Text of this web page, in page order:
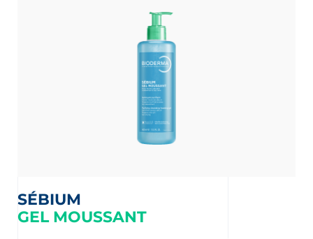
SÉBIUM
GEL MOUSSANT